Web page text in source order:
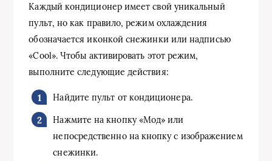
Каждый кондиционер имеет свой уникальный
пульт, но как правило, режим охлаждения
обозначается иконкой снежинки или надписью
«Cool». Чтобы активировать этот режим,
выполните следующие действия:
Найдите пульт от кондиционера.
Нажмите на кнопку «Мод» или
непосредственно на кнопку с изображением
снежинки.